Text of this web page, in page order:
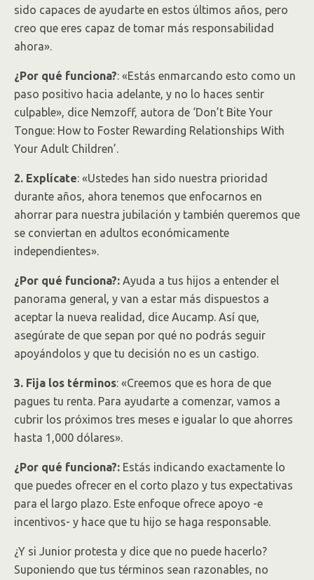
sido capaces de ayudarte en estos últimos años, pero
creo que eres capaz de tomar más responsabilidad
ahora».
¿Por qué funciona?: «Estás enmarcando esto como un
paso positivo hacia adelante, y no lo haces sentir
culpable», dice Nemzoff, autora de ‘Don’t Bite Your
Tongue: How to Foster Rewarding Relationships With
Your Adult Children’.
2. Explícate: «Ustedes han sido nuestra prioridad
durante años, ahora tenemos que enfocarnos en
ahorrar para nuestra jubilación y también queremos que
se conviertan en adultos económicamente
independientes».
¿Por qué funciona?: Ayuda a tus hijos a entender el
panorama general, y van a estar más dispuestos a
aceptar la nueva realidad, dice Aucamp. Así que,
asegúrate de que sepan por qué no podrás seguir
apoyándolos y que tu decisión no es un castigo.
3. Fija los términos: «Creemos que es hora de que
pagues tu renta. Para ayudarte a comenzar, vamos a
cubrir los próximos tres meses e igualar lo que ahorres
hasta 1,000 dólares».
¿Por qué funciona?: Estás indicando exactamente lo
que puedes ofrecer en el corto plazo y tus expectativas
para el largo plazo. Este enfoque ofrece apoyo -e
incentivos- y hace que tu hijo se haga responsable.
¿Y si Junior protesta y dice que no puede hacerlo?
Suponiendo que tus términos sean razonables, no